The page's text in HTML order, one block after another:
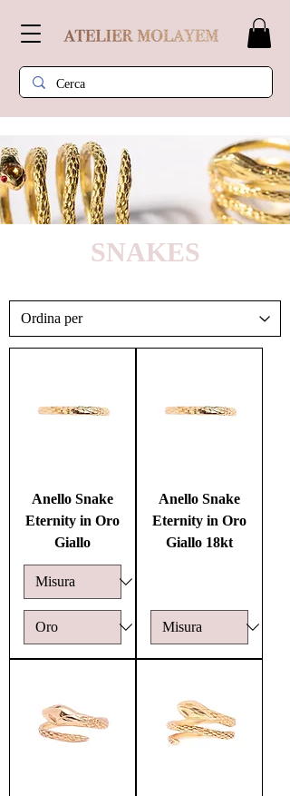
SNAKES
Anello Snake
Eternity in Oro
Giallo
Anello Snake
Eternity in Oro
Giallo 18kt